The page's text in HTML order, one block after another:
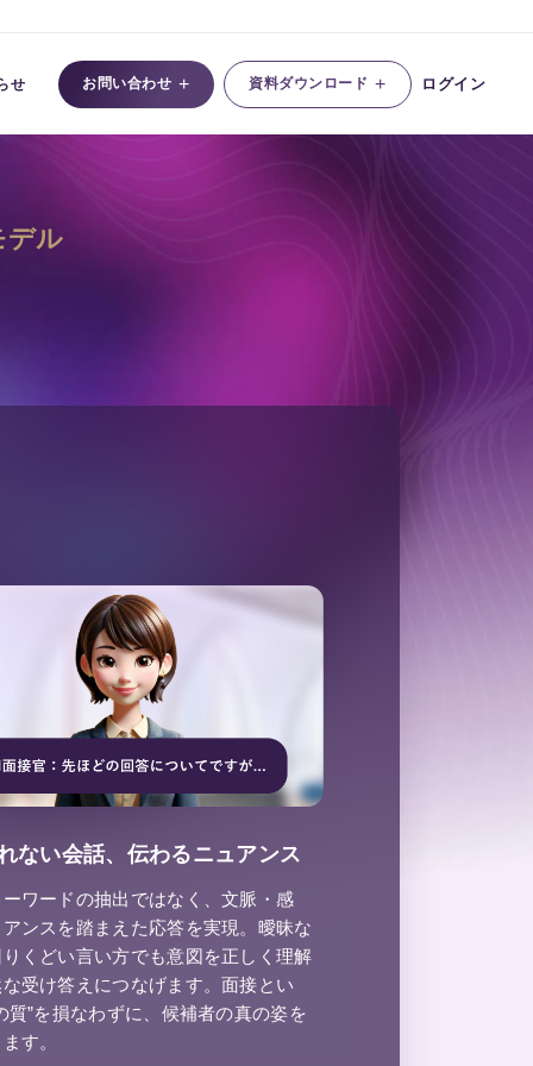
せ お問い合わせ + 資料ダウンロード + ログイン
デル
ない会話、伝わるニュアンス
ワードの抽出ではなく、文脈・感
ンスを踏まえた応答を実現。曖昧な
くどい言い方でも意図を正しく理解
受け答えにつなげます。面接とい
質”を損なわずに、候補者の真の姿を
す。